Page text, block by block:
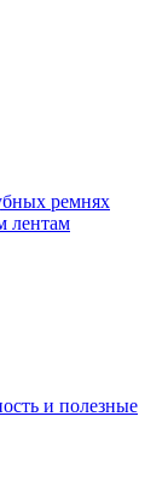
ремнях
лентам
и полезные